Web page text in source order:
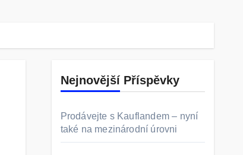
Nejnovější Příspěvky
Prodávejte s Kauflandem – nyní
také na mezinárodní úrovni